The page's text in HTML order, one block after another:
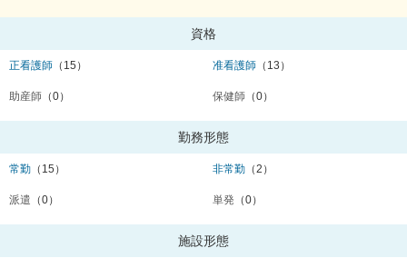
資格
正看護師 （15） 准看護師 （13）
助産師 （0） 保健師 （0）
勤務形態
常勤 （15） 非常勤 （2）
派遣 （0） 単発 （0）
施設形態